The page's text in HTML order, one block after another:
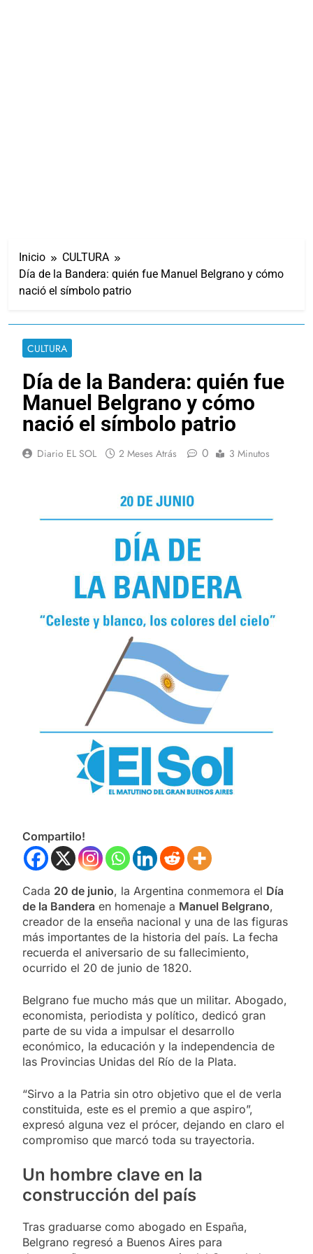
Inicio
CULTURA
Día de la Bandera: quién fue Manuel Belgrano y cómo
nació el símbolo patrio
CULTURA
Día de la Bandera: quién fue
Manuel Belgrano y cómo
nació el símbolo patrio
Diario EL SOL 2 Meses Atrás 0 3 Minutos
Compartilo!
Cada 20 de junio, la Argentina conmemora el Día
de la Bandera en homenaje a Manuel Belgrano,
creador de la enseña nacional y una de las figuras
más importantes de la historia del país. La fecha
recuerda el aniversario de su fallecimiento,
ocurrido el 20 de junio de 1820.
Belgrano fue mucho más que un militar. Abogado,
economista, periodista y político, dedicó gran
parte de su vida a impulsar el desarrollo
económico, la educación y la independencia de
las Provincias Unidas del Río de la Plata.
“Sirvo a la Patria sin otro objetivo que el de verla
constituida, este es el premio a que aspiro”,
expresó alguna vez el prócer, dejando en claro el
compromiso que marcó toda su trayectoria.
Un hombre clave en la
construcción del país
Tras graduarse como abogado en España,
Belgrano regresó a Buenos Aires para